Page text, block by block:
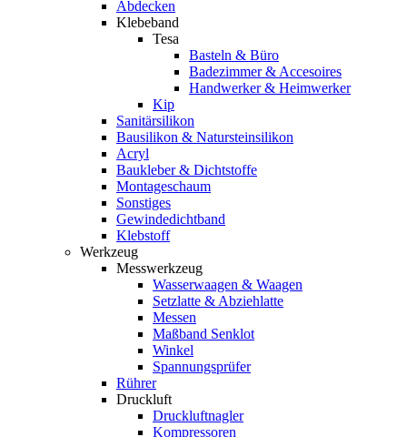
Abdecken
Klebeband
Tesa
Basteln & Büro
Badezimmer & Accesoires
Handwerker & Heimwerker
Kip
Sanitärsilikon
Bausilikon & Natursteinsilikon
Acryl
Baukleber & Dichtstoffe
Montageschaum
Sonstiges
Gewindedichtband
Klebstoff
Werkzeug
Messwerkzeug
Wasserwaagen & Waagen
Setzlatte & Abziehlatte
Messen
Maßband Senklot
Winkel
Spannungsprüfer
Rührer
Druckluft
Druckluftnagler
Kompressoren